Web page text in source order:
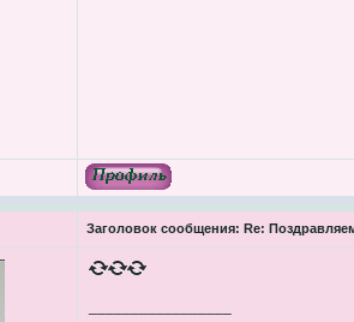
Заголовок сообщения: Re: